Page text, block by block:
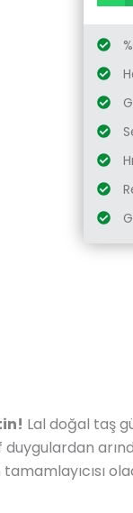
Lal doğal taş